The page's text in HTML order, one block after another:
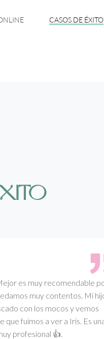
CASOS DE ÉXITO
es muy recomendable por
muy contentos. Mi hijo
con los mocos y vemos
fuimos a ver a Iris. Es una
profesional 👍.